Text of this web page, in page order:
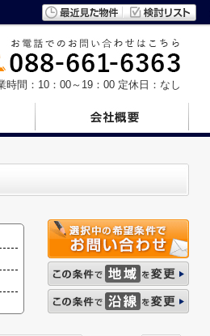
時間：10：00～19：00 定休日：なし